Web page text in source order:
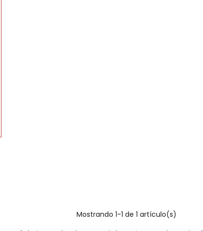
Mostrando 1-1 de 1 artículo(s)